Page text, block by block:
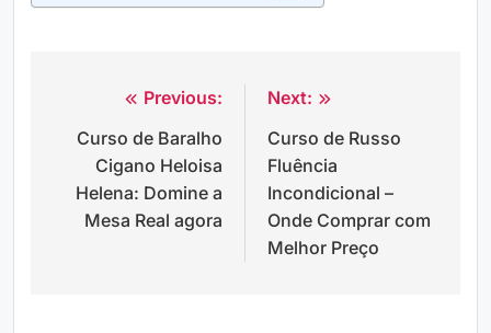
Navegação
Post
Previous:
Curso de Baralho
Cigano Heloisa
Helena: Domine a
Mesa Real agora
Next:
Curso de Russo
Fluência
Incondicional –
Onde Comprar com
Melhor Preço